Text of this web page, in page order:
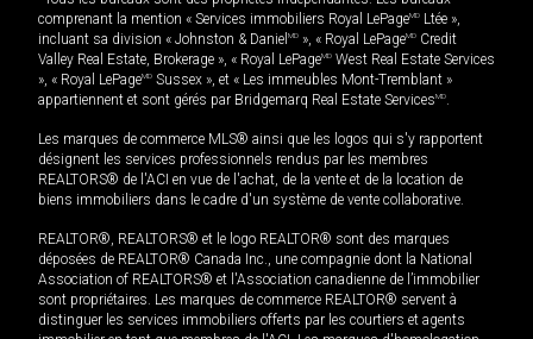
comprenant la mention « Services immobiliers Royal LePageMD Ltée »,
incluant sa division « Johnston & Daniel MD », « Royal LePageMD Credit
Valley Real Estate, Brokerage », « Royal LePageMD West Real Estate Services
», « Royal LePageMD Sussex », et « Les immeubles Mont-Tremblant »
appartiennent et sont gérés par Bridgemarq Real Estate ServicesMD.
Les marques de commerce MLS® ainsi que les logos qui s'y rapportent
désignent les services professionnels rendus par les membres
REALTORS® de l'ACI en vue de l'achat, de la vente et de la location de
biens immobiliers dans le cadre d'un système de vente collaborative.
REALTOR®, REALTORS® et le logo REALTOR® sont des marques
déposées de REALTOR® Canada Inc., une compagnie dont la National
Association of REALTORS® et l'Association canadienne de l’immobilier
sont propriétaires. Les marques de commerce REALTOR® servent à
distinguer les services immobiliers offerts par les courtiers et agents